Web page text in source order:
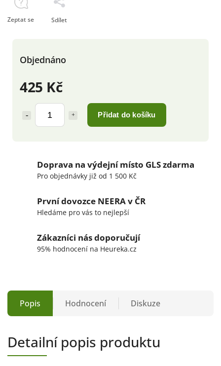
425 Kč
Přidat do košíku
Objednáno
Zeptat se Sdílet
Doprava na výdejní místo GLS zdarma
Pro objednávky již od 1 500 Kč
První dovozce NEERA v ČR
Hledáme pro vás to nejlepší
Zákazníci nás doporučují
95% hodnocení na Heureka.cz
Popis Hodnocení Diskuze
Detailní popis produktu